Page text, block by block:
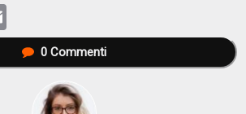
0Commenti